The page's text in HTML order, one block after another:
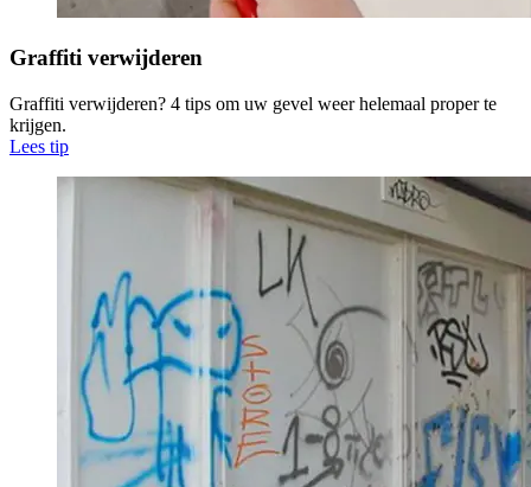
Graffiti verwijderen
Graffiti verwijderen? 4 tips om uw gevel weer helemaal proper te
krijgen.
Lees tip